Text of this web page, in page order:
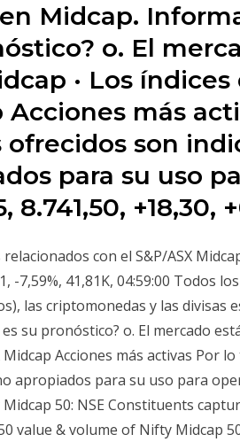
Midcap.
o. El
· Los
Acciones más
ofrecidos son
para su uso
8.741,50, +18,30,
con el S&P/ASX
-7,59%, 41,81K, 04:59:00 Todos
las criptomonedas y las divisas
es su pronóstico? o. El mercado
Midcap Acciones más activas Por
apropiados para su uso para
Midcap 50: NSE Constituents
value & volume of Nifty Midcap